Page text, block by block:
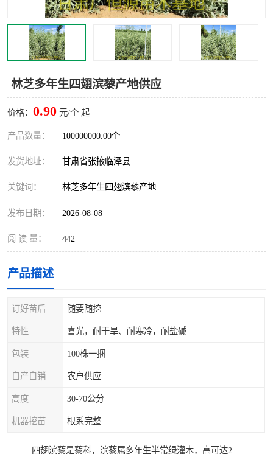
林芝多年生四翅滨藜产地供应
价格： 0.90 元/个 起
产品数量： 100000000.00个
发货地址： 甘肃省张掖临泽县
关键词： 林芝多年生四翅滨藜产地
发布日期： 2026-08-08
阅 读 量： 442
产品描述
订好苗后 随要随挖
特性 喜光，耐干旱、耐寒冷，耐盐碱
包装 100株一捆
自产自销 农户供应
高度 30-70公分
机器挖苗 根系完整
四翅滨藜是藜科，滨藜属多年生半常绿灌木，高可达2